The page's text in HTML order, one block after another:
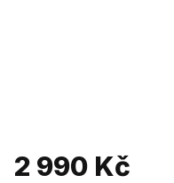
2 990 Kč